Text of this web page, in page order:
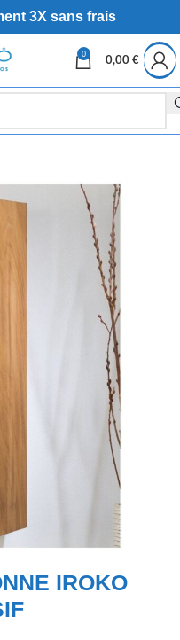
3X sans frais
0
0,00 €
IROKO